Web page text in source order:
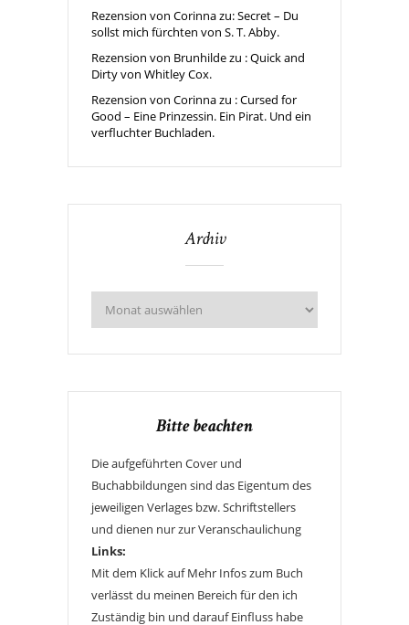
Rezension von Corinna zu: Secret – Du
sollst mich fürchten von S. T. Abby.
Rezension von Brunhilde zu : Quick and
Dirty von Whitley Cox.
Rezension von Corinna zu : Cursed for
Good – Eine Prinzessin. Ein Pirat. Und ein
verfluchter Buchladen.
Archiv
Bitte beachten
Die aufgeführten Cover und
Buchabbildungen sind das Eigentum des
jeweiligen Verlages bzw. Schriftstellers
und dienen nur zur Veranschaulichung
Links:
Mit dem Klick auf Mehr Infos zum Buch
verlässt du meinen Bereich für den ich
Zuständig bin und darauf Einfluss habe